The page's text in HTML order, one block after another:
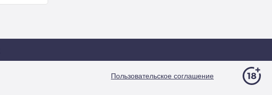
Пользовательское соглашение